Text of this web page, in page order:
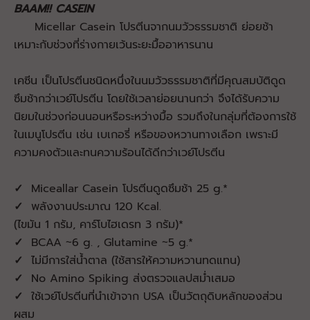
BAAM!! CASEIN
Micellar Casein โปรตีนจากนมวัวธรรมชาติ ย่อยช้า
เหมาะกับช่วงที่ร่างกายเว้นระยะมื้ออาหารนาน
เคซีน เป็นโปรตีนชนิดหนึ่งในนมวัวธรรมชาติที่มีคุณสมบัติดูด
ซึมช้ากว่าเวย์โปรตีน โดยใช้เวลาย่อยนานกว่า จึงได้รับความ
นิยมในช่วงก่อนนอนหรือระหว่างมื้อ รวมถึงในกลุ่มที่ต้องการใช้
ในเมนูโปรตีน เช่น เบเกอรี่ หรือของหวานทางเลือก เพราะมี
ความคงตัวและทนความร้อนได้ดีกว่าเวย์โปรตีน
✓ Miceallar Casein โปรตีนดูดซึมช้า 25 g.*
✓ พลังงานประมาณ 120 Kcal.
(ไขมัน 1 กรัม, คาร์โบไฮเดรท 3 กรัม)*
✓ BCAA ~6 g. , Glutamine ~5 g.*
✓ ไม่มีการใส่น้ำตาล (ใช้สารให้ความหวานทดแทน)
✓ No Amino Spiking ส่งตรวจแลปสม่ำเสมอ
✓ ใช้เวย์โปรตีนที่นำเข้าจาก USA เป็นวัตถุดิบหลักของส่วน
ผสม